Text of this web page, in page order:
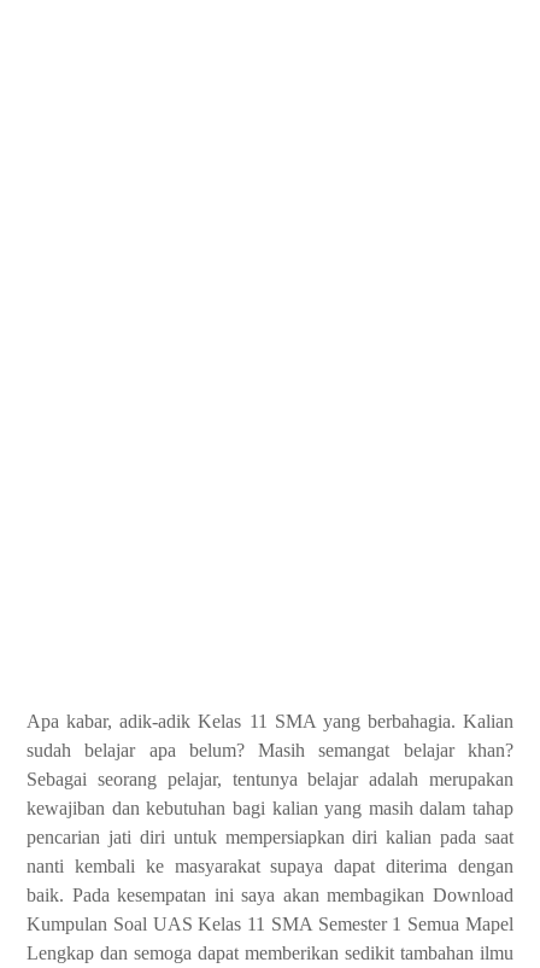
Apa kabar, adik-adik Kelas 11 SMA yang berbahagia. Kalian
sudah belajar apa belum? Masih semangat belajar khan?
Sebagai seorang pelajar, tentunya belajar adalah merupakan
kewajiban dan kebutuhan bagi kalian yang masih dalam tahap
pencarian jati diri untuk mempersiapkan diri kalian pada saat
nanti kembali ke masyarakat supaya dapat diterima dengan
baik. Pada kesempatan ini saya akan membagikan Download
Kumpulan Soal UAS Kelas 11 SMA Semester 1 Semua Mapel
Lengkap dan semoga dapat memberikan sedikit tambahan ilmu